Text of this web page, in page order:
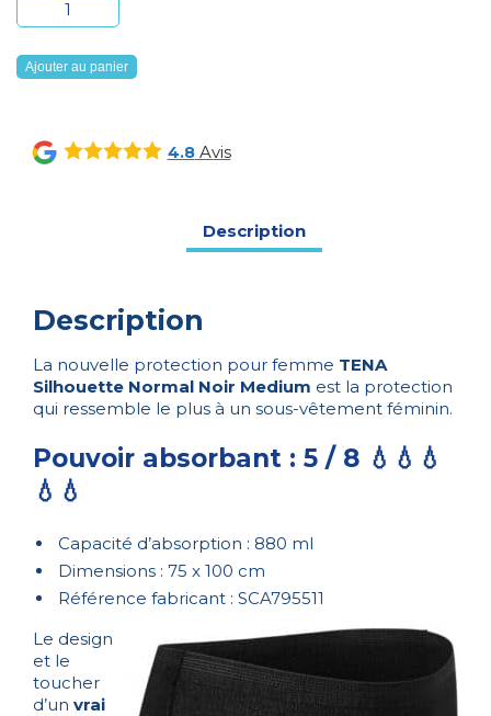
de
Tena
Silhouette
Noir
Medium
Ajouter au panier
4.8Avis
Description
Description
La nouvelle protection pour femme TENA
Silhouette Normal Noir Medium est la protection
qui ressemble le plus à un sous-vêtement féminin.
Pouvoir absorbant : 5 / 8 💧💧💧
💧💧
Capacité d’absorption : 880 ml
Dimensions : 75 x 100 cm
Référence fabricant : SCA795511
Le design
et le
toucher
d’un vrai